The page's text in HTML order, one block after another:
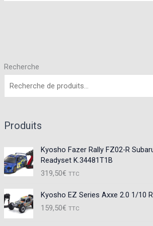
Recherche
Produits
Kyosho Fazer Rally FZ02-R
Readyset K.34481T1B
319,50€ TTC
Kyosho EZ Series Axxe 2.0 1/10
159,50€ TTC